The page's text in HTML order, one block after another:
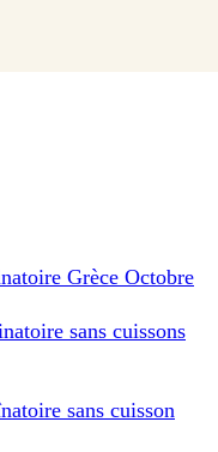
Grèce Octobre
sans cuissons
sans cuisson